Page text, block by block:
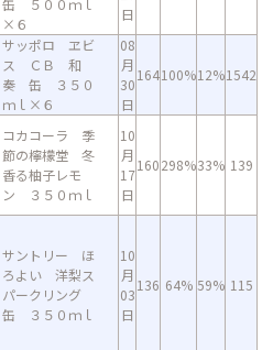
缶 ５００ｍｌ
×６
日
サッポロ ヱビ
ス ＣＢ 和
奏 缶 ３５０
ｍｌ×６
08
月
30
日
164100%12%1542
コカコーラ 季
節の檸檬堂 冬
香る柚子レモ
ン ３５０ｍｌ
10
月
17
日
160298%33% 139
サントリー ほ
ろよい 洋梨ス
パークリング
缶 ３５０ｍｌ
10
月
03
日
136 64% 59% 115